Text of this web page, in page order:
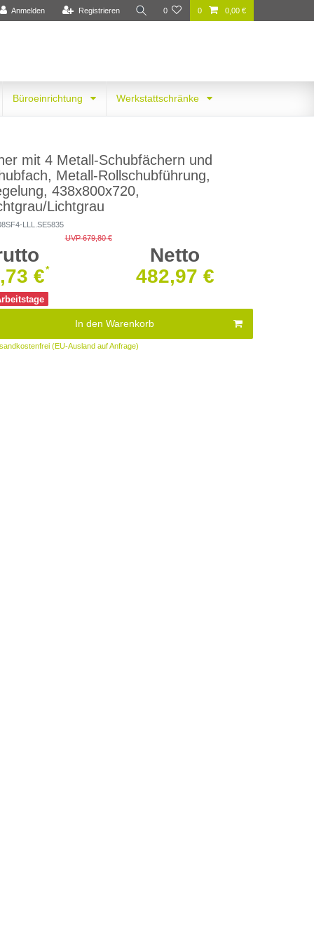
Anmelden Registrieren 0 0 0,00 €
Büroeinrichtung Werkstattschränke
mit 4 Metall-Schubfächern und
Metall-Rollschubführung,
438x800x720,
Lichtgrau
LLL.SE5835
UVP 679,80 €
Netto
€
* 482,97 €
In den Warenkorb
(EU-Ausland auf Anfrage)